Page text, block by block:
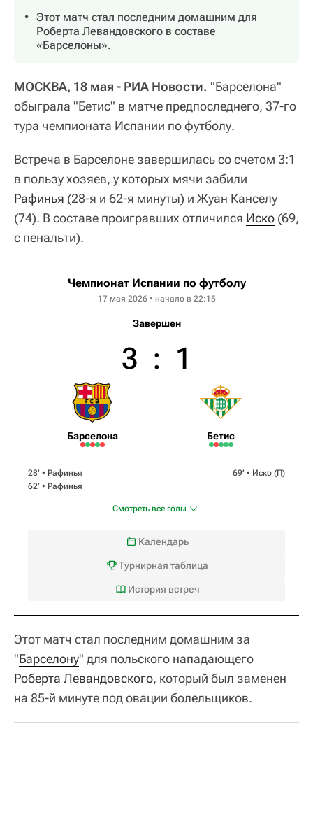
Этот матч стал последним домашним для
Роберта Левандовского в составе
«Барселоны».
МОСКВА, 18 мая - РИА Новости. "Барселона"
обыграла "Бетис" в матче предпоследнего, 37-го
тура чемпионата Испании по футболу.
Встреча в Барселоне завершилась со счетом 3:1
в пользу хозяев, у которых мячи забили
Рафинья (28-я и 62-я минуты) и Жуан Канселу
(74). В составе проигравших отличился Иско (69,
с пенальти).
Чемпионат Испании по футболу
17 мая 2026 • начало в 22:15
Завершен
Барселона
3 : 1
Бетис
28‎’‎ • Рафинья
62‎’‎ • Рафинья
69‎’‎ • Иcкo (П)
Смотреть все голы
Календарь
Турнирная таблица
История встреч
Этот матч стал последним домашним за
"Барселону" для польского нападающего
Роберта Левандовского, который был заменен
на 85-й минуте под овации болельщиков.